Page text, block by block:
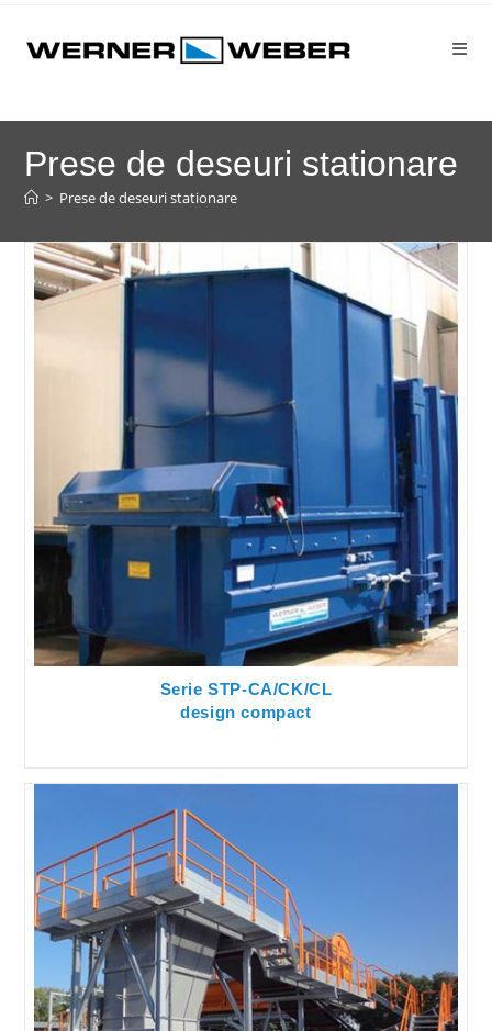
Prese de deseuri stationare
> Prese de deseuri stationare
Serie STP-CA/CK/CL
design compact